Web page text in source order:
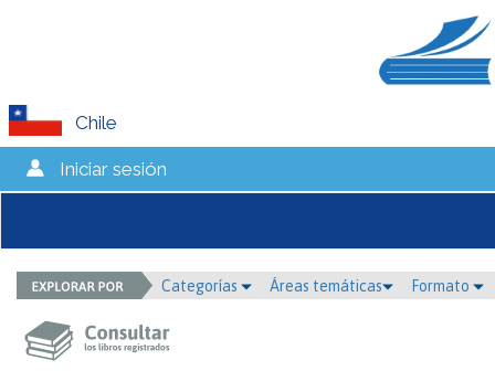
Chile
Iniciar sesión
Categorías Áreas temáticas Formato